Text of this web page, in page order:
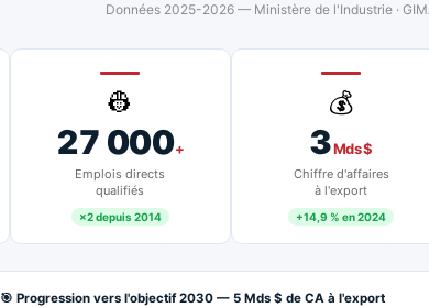
Données 2025-2026 — Ministère de l'Industrie ·
👷
27 000+
Emplois directs
qualifiés
×2 depuis 2014
💰
3Mds $
Chiffre d'affaires
à l'export
+14,9 % en 2024
🎯 Progression vers l'objectif 2030 — 5 Mds $ de CA à l'export